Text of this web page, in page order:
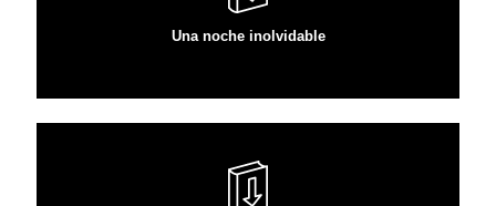
Una noche inolvidable
VER ARTÍCULO